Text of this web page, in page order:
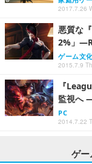
2017.7.26
悪質な
2%」
ゲーム文
2015.7.9
『
監視へ
PC
2014.7.22
ゲー